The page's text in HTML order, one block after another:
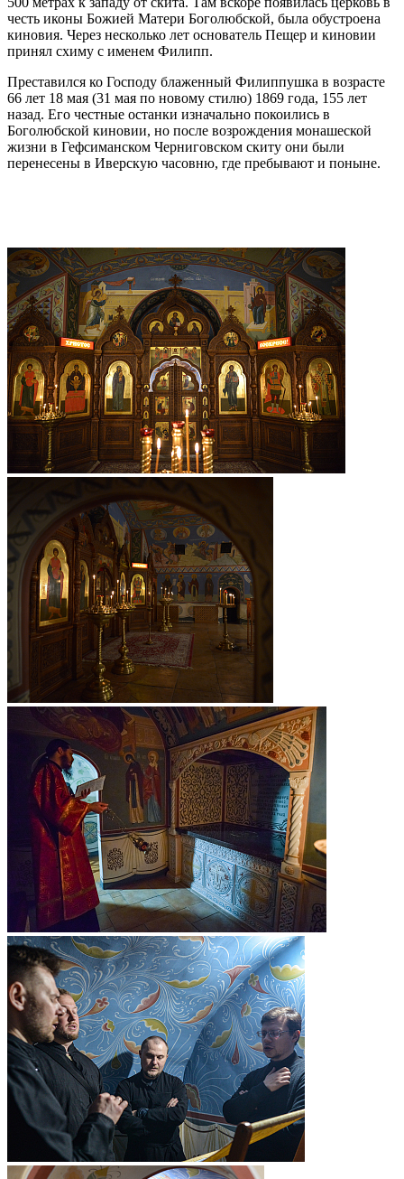
честь иконы Божией Матери Боголюбской, была обустроена
киновия. Через несколько лет основатель Пещер и киновии
принял схиму с именем Филипп.
Преставился ко Господу блаженный Филиппушка в возрасте
66 лет 18 мая (31 мая по новому стилю) 1869 года, 155 лет
назад. Его честные останки изначально покоились в
Боголюбской киновии, но после возрождения монашеской
жизни в Гефсиманском Черниговском скиту они были
перенесены в Иверскую часовню, где пребывают и поныне.